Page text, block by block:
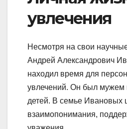
увлечения
Несмотря на свои
Андрей Александрович
находил время для
увлечений. Он был мужем
детей. В семье Ивановых
взаимопонимания,